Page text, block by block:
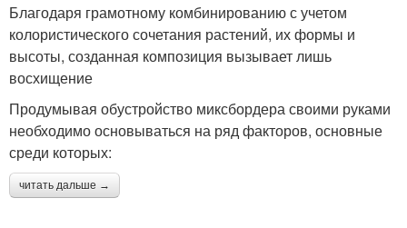
Благодаря грамотному комбинированию с учетом
колористического сочетания растений, их формы и
высоты, созданная композиция вызывает лишь
восхищение
Продумывая обустройство миксбордера своими руками
необходимо основываться на ряд факторов, основные
среди которых:
читать дальше →